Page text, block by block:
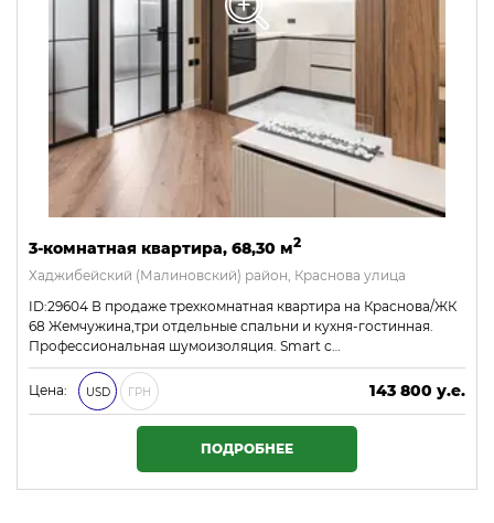
3-комнатная квартира, 68,30 м2
Хаджибейский (Малиновский) район, Краснова улица
ID:29604 В продаже трехкомнатная квартира на Краснова/ЖК
68 Жемчужина,три отдельные спальни и кухня-гостинная.
Профессиональная шумоизоляция. Smart с…
Цена: USD ГРН
143 800 у.е.
6 183 400 ₴
ПОДРОБНЕЕ